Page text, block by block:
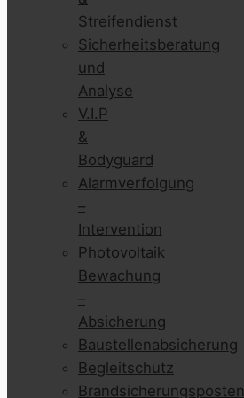
Streifendienst
Sicherheitsberatung
und
Analyse
V.I.P
&
Bodyguard
Alarmverfolgung
–
Intervention
Photovoltaik
Bewachung
–
Absicherung
Baustellenabsicherung
Begleitschutz
Brandsicherungsposten